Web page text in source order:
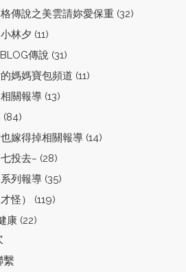
傳說之美雲請妳愛保重 (32)
林夕 (11)
傳說 (31)
媽媽寶包頻道 (11)
關報導 (13)
(84)
嫁得掉相關報導 (14)
投去~ (28)
列報導 (35)
怪） (119)
康 (22)
繫